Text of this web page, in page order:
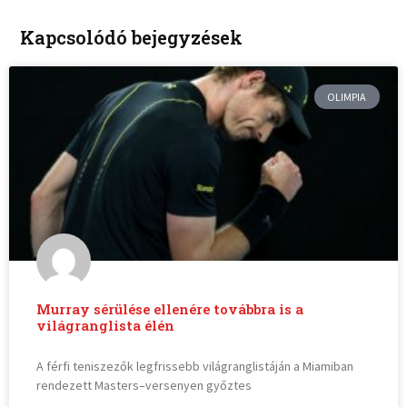
Kapcsolódó bejegyzések
OLIMPIA
Murray sérülése ellenére továbbra is a
világranglista élén
A férfi teniszezők legfrissebb világranglistáján a Miamiban
rendezett Masters–versenyen győztes